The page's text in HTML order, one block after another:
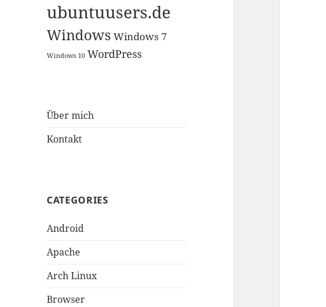
ubuntuusers.de
Windows Windows 7
Windows 10 WordPress
Über mich
Kontakt
CATEGORIES
Android
Apache
Arch Linux
Browser